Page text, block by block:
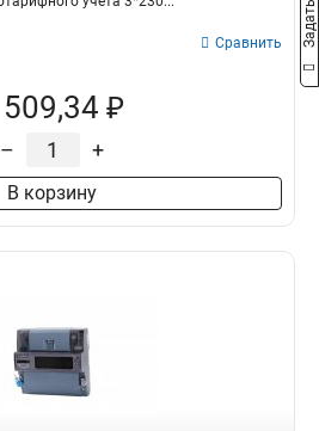
Сравнить
₽
– +
В корзину